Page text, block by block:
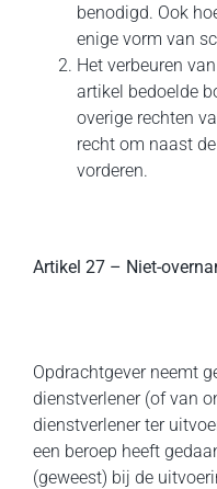
benodigd. Ook
enige vorm van
Het verbeuren
artikel bedoelde
overige rechten
recht om naast
vorderen.
Artikel 27 – Niet-
Opdrachtgever neemt
dienstverlener (of van
dienstverlener ter
een beroep heeft
(geweest) bij de